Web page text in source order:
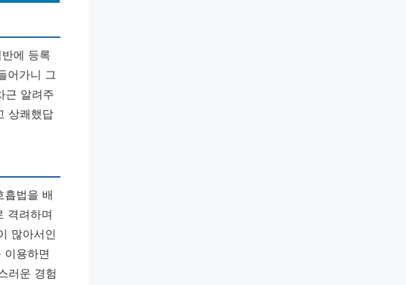
에 등록
어가니 그
근 알려주
상쾌했답
흡법을 배
격려하며
많아서인
이용하면
러운 경험